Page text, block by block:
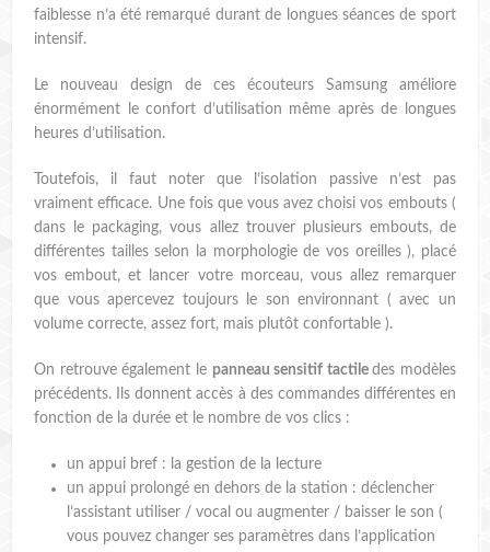
faiblesse n’a été remarqué durant de longues séances de sport
intensif.
Le nouveau design de ces écouteurs Samsung améliore
énormément le confort d’utilisation même après de longues
heures d’utilisation.
Toutefois, il faut noter que l’isolation passive n’est pas
vraiment efficace. Une fois que vous avez choisi vos embouts (
dans le packaging, vous allez trouver plusieurs embouts, de
différentes tailles selon la morphologie de vos oreilles ), placé
vos embout, et lancer votre morceau, vous allez remarquer
que vous apercevez toujours le son environnant ( avec un
volume correcte, assez fort, mais plutôt confortable ).
On retrouve également le panneau sensitif tactiledes modèles
précédents. Ils donnent accès à des commandes différentes en
fonction de la durée et le nombre de vos clics :
un appui bref : la gestion de la lecture
un appui prolongé en dehors de la station : déclencher
l’assistant utiliser / vocal ou augmenter / baisser le son (
vous pouvez changer ses paramètres dans l’application